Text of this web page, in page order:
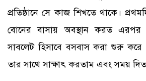
প্রতিষ্ঠানে সে কাজ শিখতে থাকে।
বোনের বাসায় অবস্থান করত এরপর
সাবলেট হিসাবে বসবাস করা শুরু
তার সাথে সাক্ষাৎ করতাম এবং সময়